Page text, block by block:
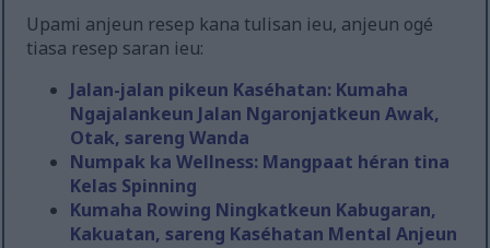
Upami anjeun resep kana tulisan ieu, anjeun ogé
tiasa resep saran ieu:
Jalan-jalan pikeun Kaséhatan: Kumaha
Ngajalankeun Jalan Ngaronjatkeun Awak,
Otak, sareng Wanda
Numpak ka Wellness: Mangpaat héran tina
Kelas Spinning
Kumaha Rowing Ningkatkeun Kabugaran,
Kakuatan, sareng Kaséhatan Mental Anjeun